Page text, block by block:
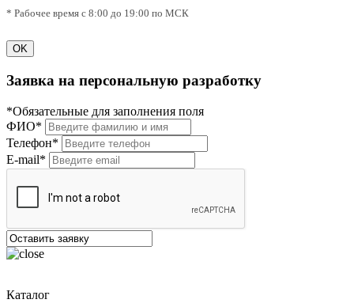
* Рабочее время с 8:00 до 19:00 по МСК
OK
Заявка на персональную разработку
*Обязательные для заполнения поля
ФИО*
Телефон*
E-mail*
Каталог